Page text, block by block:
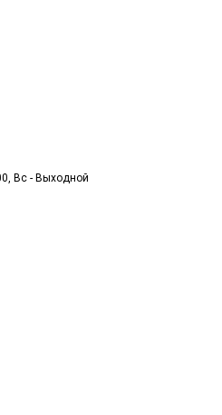
Вс - Выходной